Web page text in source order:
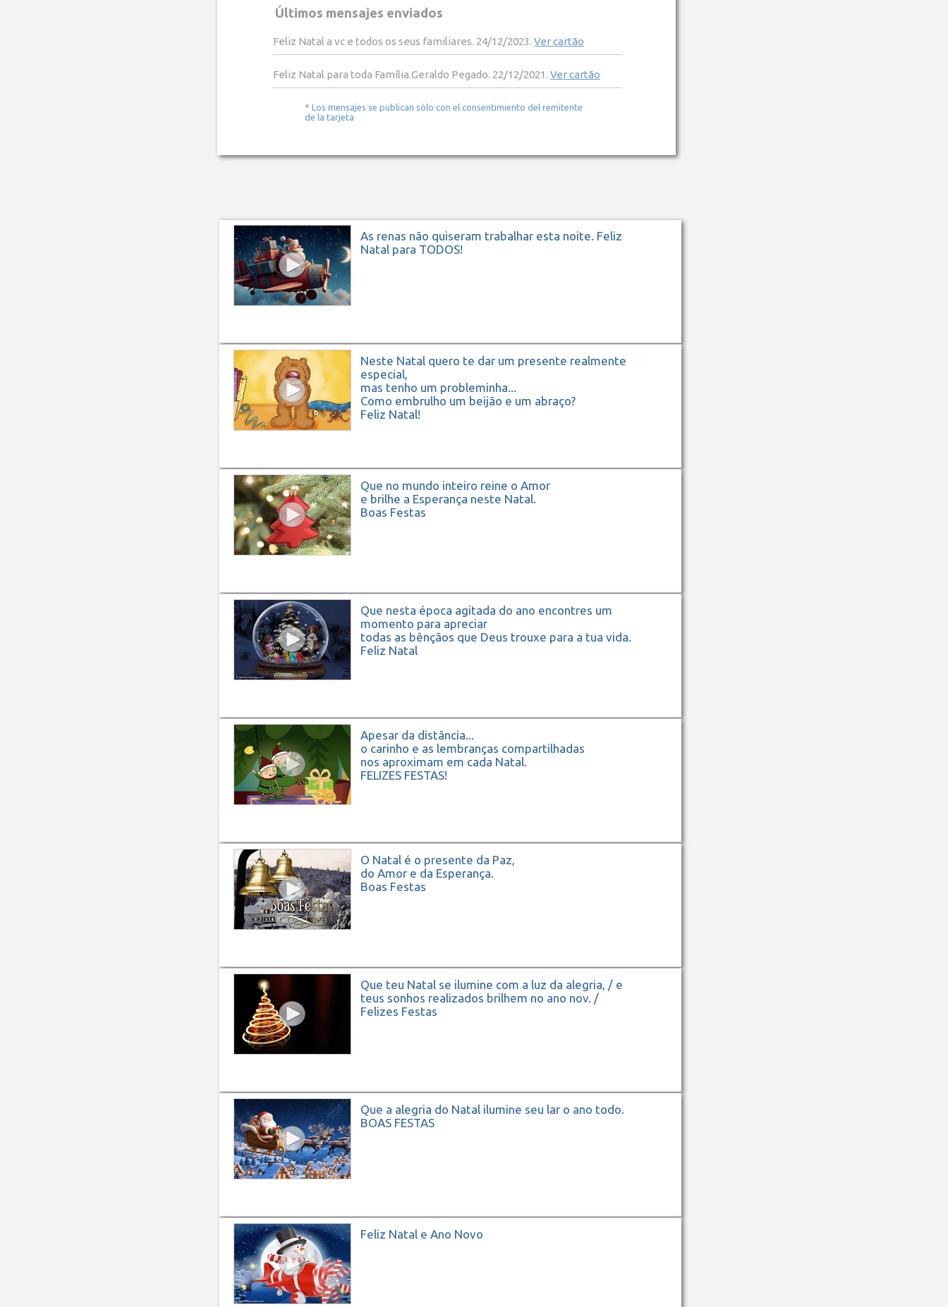
Últimos mensajes enviados
Feliz Natal a vc e todos os seus familiares. 24/12/2023. Ver cartão
Feliz Natal para toda Família.Geraldo Pegado. 22/12/2021. Ver cartão
* Los mensajes se publican sólo con el consentimiento del remitente
de la tarjeta
As renas não quiseram trabalhar esta noite. Feliz
Natal para TODOS!
Neste Natal quero te dar um presente realmente
especial,
mas tenho um probleminha...
Como embrulho um beijão e um abraço?
Feliz Natal!
Que no mundo inteiro reine o Amor
e brilhe a Esperança neste Natal.
Boas Festas
Que nesta época agitada do ano encontres um
momento para apreciar
todas as bênçãos que Deus trouxe para a tua vida.
Feliz Natal
Apesar da distância...
o carinho e as lembranças compartilhadas
nos aproximam em cada Natal.
FELIZES FESTAS!
O Natal é o presente da Paz,
do Amor e da Esperança.
Boas Festas
Que teu Natal se ilumine com a luz da alegria, / e
teus sonhos realizados brilhem no ano nov. /
Felizes Festas
Que a alegria do Natal ilumine seu lar o ano todo.
BOAS FESTAS
Feliz Natal e Ano Novo